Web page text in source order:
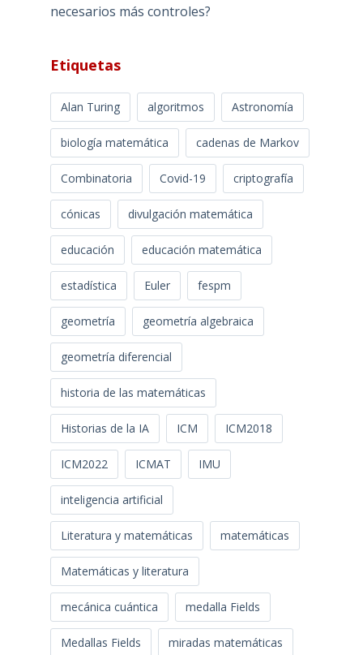
necesarios más controles?
Etiquetas
Alan Turing algoritmos Astronomía
biología matemática cadenas de Markov
Combinatoria Covid-19 criptografía
cónicas divulgación matemática
educación educación matemática
estadística Euler fespm
geometría geometría algebraica
geometría diferencial
historia de las matemáticas
Historias de la IA ICM ICM2018
ICM2022 ICMAT IMU
inteligencia artificial
Literatura y matemáticas matemáticas
Matemáticas y literatura
mecánica cuántica medalla Fields
Medallas Fields miradas matemáticas